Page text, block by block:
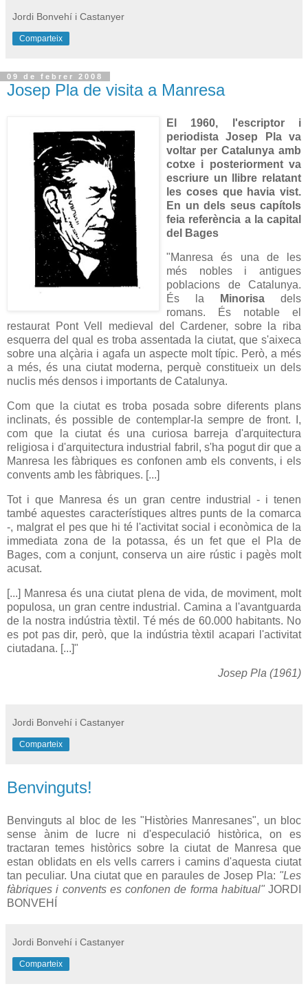
Jordi Bonvehí i Castanyer
Comparteix
09 de febrer 2008
Josep Pla de visita a Manresa
El 1960, l'escriptor i
periodista Josep Pla va
voltar per Catalunya amb
cotxe i posteriorment va
escriure un llibre relatant
les coses que havia vist.
En un dels seus capítols
feia referència a la capital
del Bages
"Manresa és una de les
més nobles i antigues
poblacions de Catalunya.
És la
Minorisa dels
romans. És notable el
restaurat Pont Vell medieval del Cardener, sobre la riba
esquerra del qual es troba assentada la ciutat, que s'aixeca
sobre una alçària i agafa un aspecte molt típic. Però, a més
a més, és una ciutat moderna, perquè constitueix un dels
nuclis més densos i importants de Catalunya.
Com que la ciutat es troba posada sobre diferents plans
inclinats, és possible de contemplar-la sempre de front. I,
com que la ciutat és una curiosa barreja d'arquitectura
religiosa i d'arquitectura industrial fabril, s'ha pogut dir que a
Manresa les fàbriques es confonen amb els convents, i els
convents amb les fàbriques. [...]
Tot i que Manresa és un gran centre industrial - i tenen
també aquestes característiques altres punts de la comarca
-, malgrat el pes que hi té l'activitat social i econòmica de la
immediata zona de la potassa, és un fet que el Pla de
Bages, com a conjunt, conserva un aire rústic i pagès molt
acusat.
[...] Manresa és una ciutat plena de vida, de moviment, molt
populosa, un gran centre industrial. Camina a l'avantguarda
de la nostra indústria tèxtil. Té més de 60.000 habitants. No
es pot pas dir, però, que la indústria tèxtil acapari l'activitat
ciutadana. [...]"
Josep Pla (1961)
Jordi Bonvehí i Castanyer
Comparteix
Benvinguts!
Benvinguts al bloc de les "Històries Manresanes", un bloc
sense ànim de lucre ni d'especulació històrica, on es
tractaran temes històrics sobre la ciutat de Manresa que
estan oblidats en els vells carrers i camins d'aquesta ciutat
tan peculiar. Una ciutat que en paraules de Josep Pla: "Les
fàbriques i convents es confonen de forma habitual"JORDI
BONVEHÍ
Jordi Bonvehí i Castanyer
Comparteix